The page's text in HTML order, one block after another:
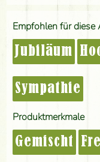
Empfohlen für diese
Jubiläum
Sympathie
Produktmerkmale
Gemischt